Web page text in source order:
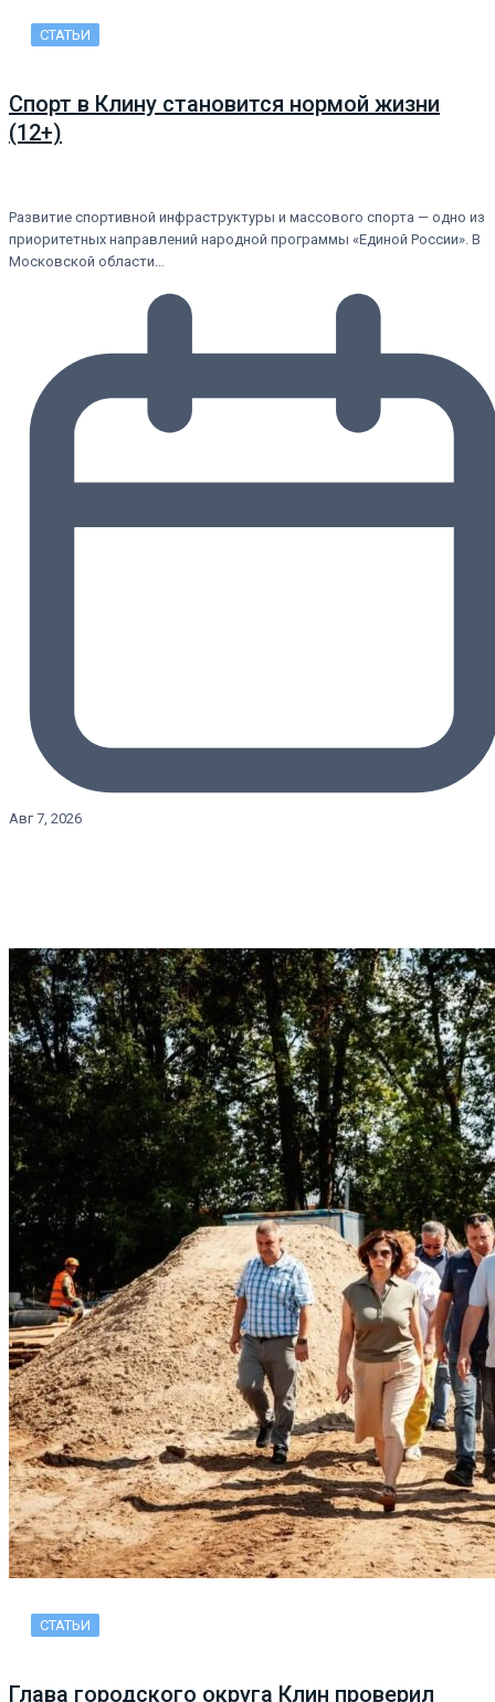
СТАТЬИ
Спорт в Клину становится нормой жизни
(12+)
Развитие спортивной инфраструктуры и массового спорта — одно из
приоритетных направлений народной программы «Единой России». В
Московской области…
Авг 7, 2026
СТАТЬИ
Глава городского округа Клин проверил